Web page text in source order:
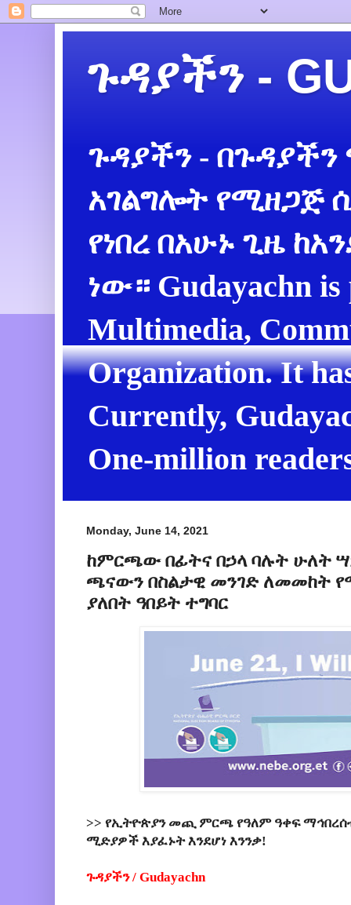
ጉዳያችን -
ጉዳያችን -
አገልግሎት የሚዘጋጅ
የነበረ በአሁኑ ጊዜ
ነው። Gudayachn is
Multimedia,
Organization. It
Currently,
One-million
Monday, June 14, 2021
ከምርጫው በፊትና በኃላ ባሉት ሁለት
ጫናውን በስልታዊ መንገድ ለመመከት
ያለበት ዓበይት ተግባር
>> የኢትዮጵያን መጪ ምርጫ የዓለም ዓቀፍ
ሚድያዎች እያፈኑት እንደሆነ እንንቃ!
ጉዳያችን / Gudayachn